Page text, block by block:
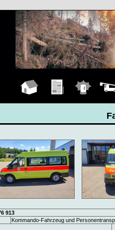
913
Kommando-Fahrzeug und